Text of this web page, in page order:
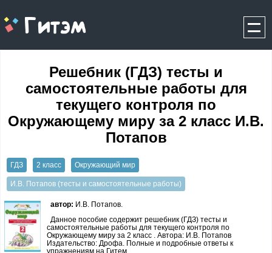
gitem.me
Решебник (ГДЗ) тесты и
самостоятельные работы для
текущего контроля по
Окружающему миру за 2 класс И.В.
Потапов
ГДЗ 2 класс Окружающий мир
И.В. Потапов (тесты и самостоятельные работы)
автор: И.В. Потапов.
Данное пособие содержит решебник (ГДЗ) тесты и
самостоятельные работы для текущего контроля по
Окружающему миру за 2 класс . Автора: И.В. Потапов
Издательство: Дрофа. Полные и подробные ответы к
упражнениям на Гитем